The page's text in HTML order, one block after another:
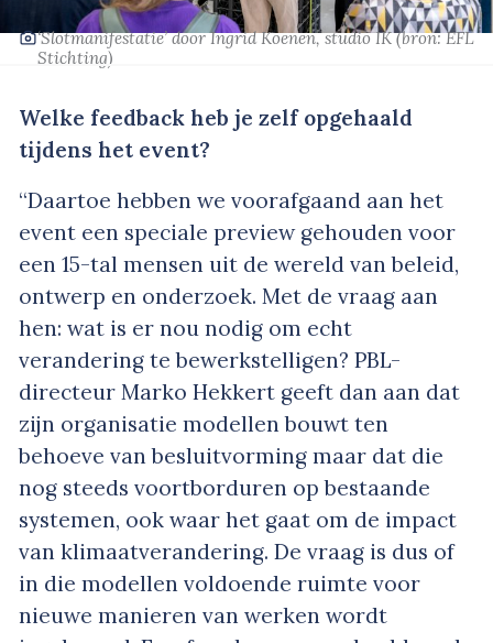
‘Slotmanifestatie’door Ingrid Koenen, studio IK(bron: EFL
Stichting)
Welke feedback heb je zelf opgehaald
tijdens het event?
“Daartoe hebben we voorafgaand aan het
event een speciale preview gehouden voor
een 15-tal mensen uit de wereld van beleid,
ontwerp en onderzoek. Met de vraag aan
hen: wat is er nou nodig om echt
verandering te bewerkstelligen? PBL-
directeur Marko Hekkert geeft dan aan dat
zijn organisatie modellen bouwt ten
behoeve van besluitvorming maar dat die
nog steeds voortborduren op bestaande
systemen, ook waar het gaat om de impact
van klimaatverandering. De vraag is dus of
in die modellen voldoende ruimte voor
nieuwe manieren van werken wordt